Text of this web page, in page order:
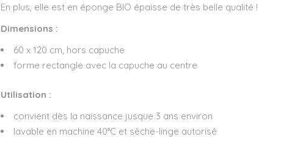
En plus, elle est en éponge BIO épaisse de très belle qualité !
Dimensions :
60 x 120 cm, hors capuche
forme rectangle avec la capuche au centre
Utilisation :
convient dès la naissance jusque 3 ans environ
lavable en machine 40°C et sèche-linge autorisé